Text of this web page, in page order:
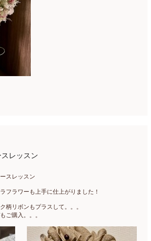
レッスン
スレッスン
フラワーも上手に仕上がりました！
柄リボンもプラスして。。。
ご購入。。。